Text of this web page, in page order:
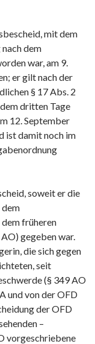
mit dem
dem
war, am 9.
er gilt nach der
§ 17 Abs. 2
dritten Tage
12. September
ist damit noch im
soweit er die
dem
früheren
gegeben war.
die sich gegen
seit
(§ 349 AO
und von der OFD
der OFD
–
vorgeschriebene